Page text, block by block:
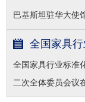
巴基斯坦驻华大使
全国家具
全国家具行业标准
二次全体委员会议